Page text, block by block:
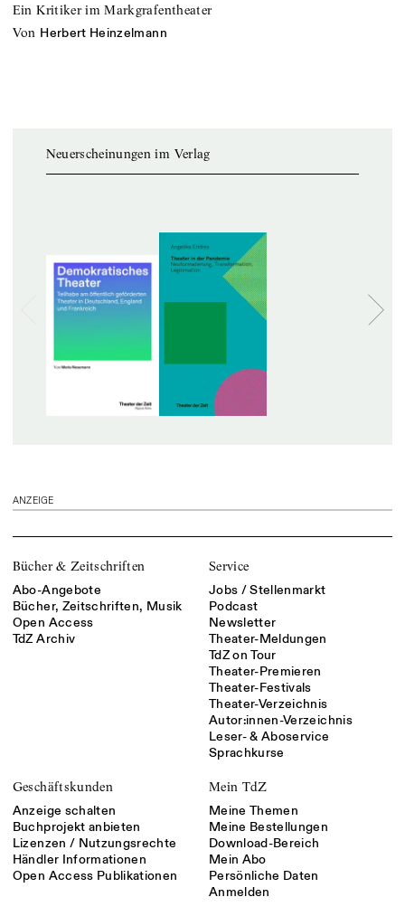
Ein Kritiker im Markgrafentheater
von Herbert Heinzelmann
Neuerscheinungen im Verlag
ANZEIGE
Bücher & Zeitschriften
Abo-Angebote
Bücher, Zeitschriften, Musik
Open Access
TdZ Archiv
Service
Jobs / Stellenmarkt
Podcast
Newsletter
Theater-Meldungen
TdZ on Tour
Theater-Premieren
Theater-Festivals
Theater-Verzeichnis
Autor:innen-Verzeichnis
Leser- & Aboservice
Sprachkurse
Geschäftskunden
Anzeige schalten
Buchprojekt anbieten
Lizenzen / Nutzungsrechte
Händler Informationen
Open Access Publikationen
Mein TdZ
Meine Themen
Meine Bestellungen
Download-Bereich
Mein Abo
Persönliche Daten
Anmelden